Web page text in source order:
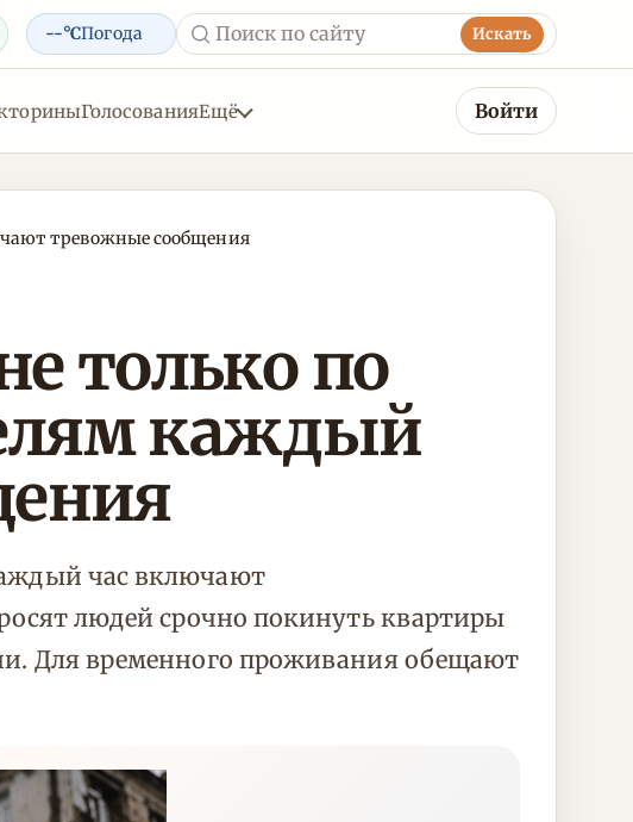
--°CПогода Искать
ГолосованияЕщё Войти
тревожные сообщения
только по
каждый
час включают
людей срочно покинуть квартиры
Для временного проживания обещают